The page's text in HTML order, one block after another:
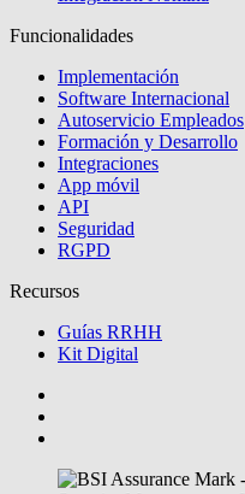
Funcionalidades
Implementación
Software Internacional
Autoservicio Empleados
Formación y Desarrollo
Integraciones
App móvil
API
Seguridad
RGPD
Recursos
Guías RRHH
Kit Digital